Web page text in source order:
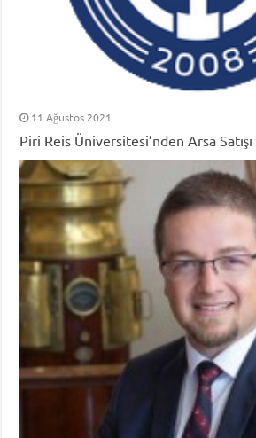
11 Ağustos 2021
Piri Reis Üniversitesi’nden Arsa Satışı